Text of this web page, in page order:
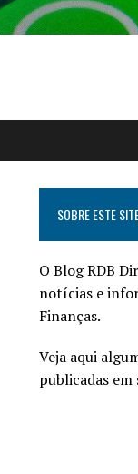
SOBRE ESTE
O Blog RDB
notícias e
Finanças.
Veja aqui
publicadas